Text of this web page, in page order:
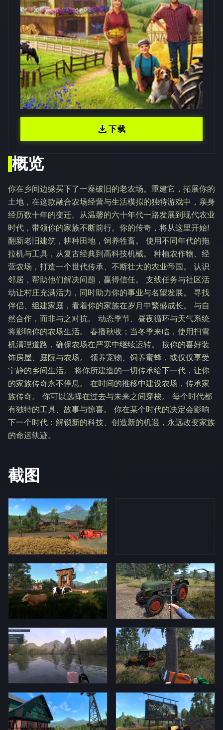
概览
你在乡间边缘买下了一座破旧的老农场。重建它，拓展你的
土地，在这款融合农场经营与生活模拟的独特游戏中，亲身
经历数十年的变迁。从温馨的六十年代一路发展到现代农业
时代，带领你的家族不断前行。你的传奇，将从这里开始!
翻新老旧建筑，耕种田地，饲养牲畜。 使用不同年代的拖
拉机与工具，从复古经典到高科技机械。 种植农作物、经
营农场，打造一个世代传承、不断壮大的农业帝国。 认识
邻居，帮助他们解决问题，赢得信任。 支线任务与社区活
动让村庄充满活力，同时助力你的事业与名望发展。 寻找
伴侣、组建家庭，看着你的家族在岁月中繁盛成长。 与自
然合作，而非与之对抗。 动态季节、昼夜循环与天气系统
将影响你的农场生活。 春播秋收；当冬季来临，使用扫雪
机清理道路，确保农场在严寒中继续运转。 按你的喜好装
饰房屋、庭院与农场。 领养宠物、饲养蜜蜂，或仅仅享受
宁静的乡间生活。 将你所建造的一切传承给下一代，让你
的家族传奇永不停息。 在时间的推移中建设农场，传承家
族传奇。 你可以选择在过去与未来之间穿梭。 每个时代都
有独特的工具、故事与惊喜。 你在某个时代的决定会影响
下一个时代：解锁新的科技、创造新的机遇，永远改变家族
的命运轨迹。
截图
download下载